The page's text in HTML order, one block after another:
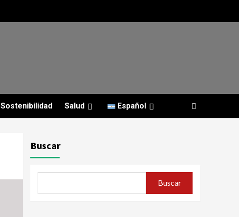
Sostenibilidad Salud Español
Buscar
Buscar